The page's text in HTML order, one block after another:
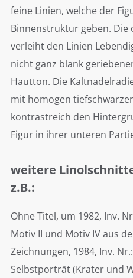
feine Linien, welche der
Binnenstruktur geben.
verleiht den Linien
nicht ganz blank
Hautton. Die
mit homogen
kontrastreich den
Figur in ihrer unteren
weitere
z.B.:
Ohne Titel, um 1982, Inv.
Motiv II und Motiv IV aus
Zeichnungen, 1984, Inv.
Selbstporträt (Krater und